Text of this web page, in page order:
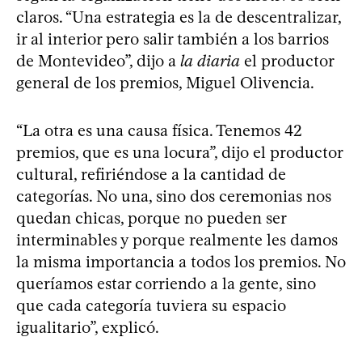
claros. “Una estrategia es la de descentralizar,
ir al interior pero salir también a los barrios
de Montevideo”, dijo a la diaria el productor
general de los premios, Miguel Olivencia.
“La otra es una causa física. Tenemos 42
premios, que es una locura”, dijo el productor
cultural, refiriéndose a la cantidad de
categorías. No una, sino dos ceremonias nos
quedan chicas, porque no pueden ser
interminables y porque realmente les damos
la misma importancia a todos los premios. No
queríamos estar corriendo a la gente, sino
que cada categoría tuviera su espacio
igualitario”, explicó.